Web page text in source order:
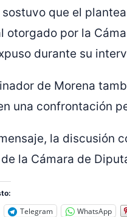
sostuvo que el
otorgado por la
durante su
de Morena
una confrontación
la discusión
la Cámara de
Telegram WhatsApp